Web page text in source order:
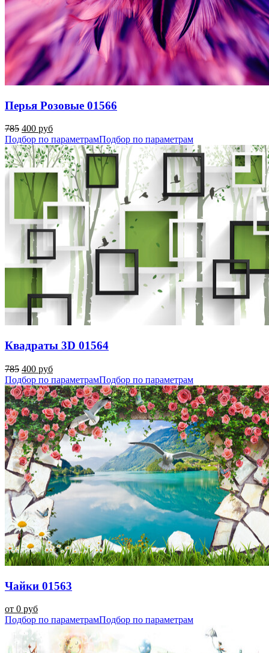
Перья Розовые 01566
785 400 руб
Подбор по параметрамПодбор по параметрам
Квадраты 3D 01564
785 400 руб
Подбор по параметрамПодбор по параметрам
Чайки 01563
от 0 руб
Подбор по параметрамПодбор по параметрам